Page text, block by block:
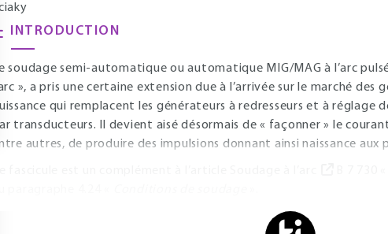
INTRODUCTION
soudage semi-automatique ou automatique MIG/MAG à l’arc
», a pris une certaine extension due à l’arrivée sur le marché des
qui remplacent les générateurs à redresseurs et à réglage
transducteurs. Il devient aisé désormais de « façonner » le
autres, de produire des impulsions donnant ainsi naissance aux